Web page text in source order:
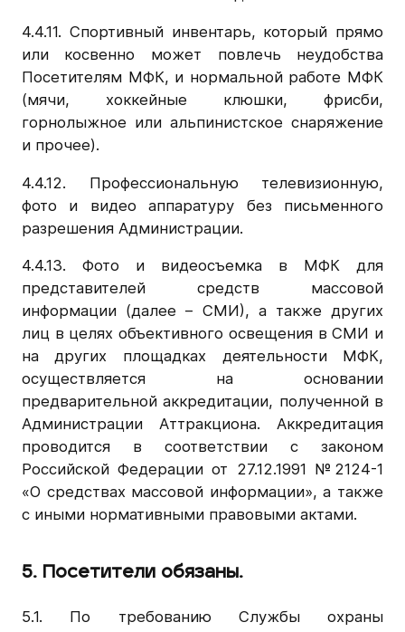
4.4.11. Спортивный инвентарь, который прямо
или косвенно может повлечь неудобства
Посетителям МФК, и нормальной работе МФК
(мячи, хоккейные клюшки, фрисби,
горнолыжное или альпинистское снаряжение
и прочее).
4.4.12. Профессиональную телевизионную,
фото и видео аппаратуру без письменного
разрешения Администрации.
4.4.13. Фото и видеосъемка в МФК для
представителей средств массовой
информации (далее – СМИ), а также других
лиц в целях объективного освещения в СМИ и
на других площадках деятельности МФК,
осуществляется на основании
предварительной аккредитации, полученной в
Администрации Аттракциона. Аккредитация
проводится в соответствии с законом
Российской Федерации от 27.12.1991 №2124-1
«О средствах массовой информации», а также
с иными нормативными правовыми актами.
5. Посетители обязаны.
5.1. По требованию Службы охраны